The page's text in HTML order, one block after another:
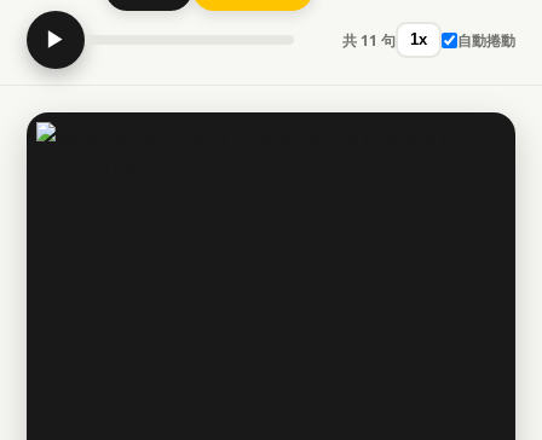
▶ 共 11 句 1x 自動捲動